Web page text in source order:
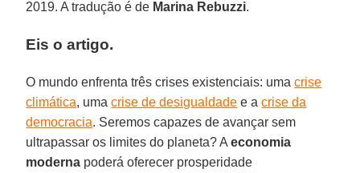
2019. A tradução é de Marina Rebuzzi.
Eis o artigo.
O mundo enfrenta três crises existenciais: umacrise
climática, umacrise de desigualdade e acrise da
democracia. Seremos capazes de avançar sem
ultrapassar os limites do planeta? Aeconomia
moderna poderá oferecer prosperidade